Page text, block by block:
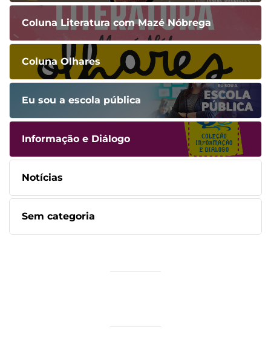
Coluna Literatura com Mazé Nóbrega
Coluna Olhares
Eu sou a escola pública
Informação e Diálogo
Notícias
Sem categoria